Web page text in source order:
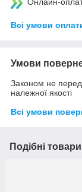
Онлайн-
Всі умови
Умови
Законом не
належної якості
Всі умови
Подібні